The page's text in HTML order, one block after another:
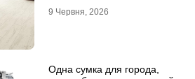
ламінату
9 Червня, 2026
Одна сумка для города,